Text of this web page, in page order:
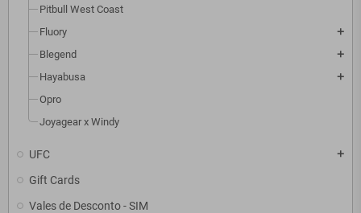
Pitbull West Coast
Fluory
add
Blegend add
Hayabusa add
Opro
Joyagear x Windy
UFC add
Gift Cards
Vales de Desconto - SIM